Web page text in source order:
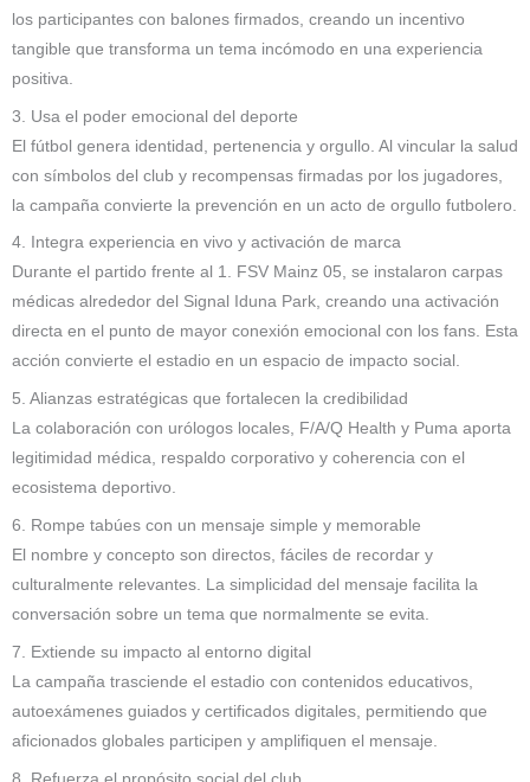
los participantes con balones firmados, creando un incentivo
tangible que transforma un tema incómodo en una experiencia
positiva.
3. Usa el poder emocional del deporte
El fútbol genera identidad, pertenencia y orgullo. Al vincular la salud
con símbolos del club y recompensas firmadas por los jugadores,
la campaña convierte la prevención en un acto de orgullo futbolero.
4. Integra experiencia en vivo y activación de marca
Durante el partido frente al 1. FSV Mainz 05, se instalaron carpas
médicas alrededor del Signal Iduna Park, creando una activación
directa en el punto de mayor conexión emocional con los fans. Esta
acción convierte el estadio en un espacio de impacto social.
5. Alianzas estratégicas que fortalecen la credibilidad
La colaboración con urólogos locales, F/A/Q Health y Puma aporta
legitimidad médica, respaldo corporativo y coherencia con el
ecosistema deportivo.
6. Rompe tabúes con un mensaje simple y memorable
El nombre y concepto son directos, fáciles de recordar y
culturalmente relevantes. La simplicidad del mensaje facilita la
conversación sobre un tema que normalmente se evita.
7. Extiende su impacto al entorno digital
La campaña trasciende el estadio con contenidos educativos,
autoexámenes guiados y certificados digitales, permitiendo que
aficionados globales participen y amplifiquen el mensaje.